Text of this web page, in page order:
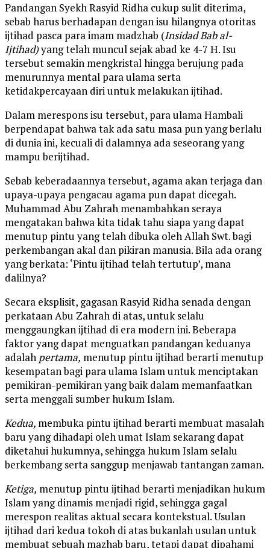
Pandangan Syekh Rasyid Ridha cukup sulit diterima,
sebab harus berhadapan dengan isu hilangnya otoritas
ijtihad pasca para imam madzhab (Insidad Bab al-
Ijtihad)yang telah muncul sejak abad ke 4-7 H. Isu
tersebut semakin mengkristal hingga berujung pada
menurunnya mental para ulama serta
ketidakpercayaan diri untuk melakukan ijtihad.
Dalam merespons isu tersebut, para ulama Hambali
berpendapat bahwa tak ada satu masa pun yang berlalu
di dunia ini, kecuali di dalamnya ada seseorang yang
mampu berijtihad.
Sebab keberadaannya tersebut, agama akan terjaga dan
upaya-upaya pengacau agama pun dapat dicegah.
Muhammad Abu Zahrah menambahkan seraya
mengatakan bahwa kita tidak tahu siapa yang dapat
menutup pintu yang telah dibuka oleh Allah Swt. bagi
perkembangan akal dan pikiran manusia. Bila ada orang
yang berkata: ‘Pintu ijtihad telah tertutup’, mana
dalilnya?
Secara eksplisit, gagasan Rasyid Ridha senada dengan
perkataan Abu Zahrah di atas, untuk selalu
menggaungkan ijtihad di era modern ini. Beberapa
faktor yang dapat menguatkan pandangan keduanya
adalah pertama, menutup pintu ijtihad berarti menutup
kesempatan bagi para ulama Islam untuk menciptakan
pemikiran-pemikiran yang baik dalam memanfaatkan
serta menggali sumber hukum Islam.
Kedua, membuka pintu ijtihad berarti membuat masalah
baru yang dihadapi oleh umat Islam sekarang dapat
diketahui hukumnya, sehingga hukum Islam selalu
berkembang serta sanggup menjawab tantangan zaman.
Ketiga, menutup pintu ijtihad berarti menjadikan hukum
Islam yang dinamis menjadi rigid, sehingga gagal
merespon realitas aktual secara kontekstual. Usulan
ijtihad dari kedua tokoh di atas bukanlah usulan untuk
membuat sebuah mazhab baru, tetapi dapat dipahami